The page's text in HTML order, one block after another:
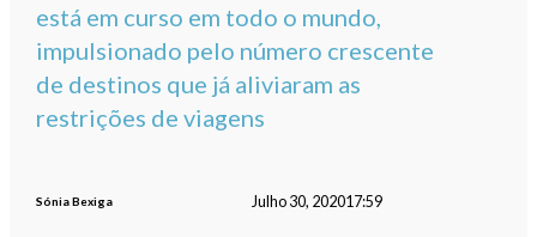
está em curso em todo o mundo,
impulsionado pelo número crescente
de destinos que já aliviaram as
restrições de viagens
Sónia Bexiga Julho 30, 202017:59